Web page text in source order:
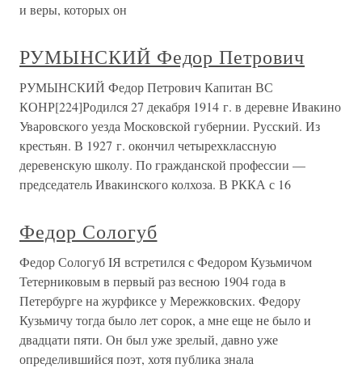
и веры, которых он
РУМЫНСКИЙ Федор Петрович
РУМЫНСКИЙ Федор Петрович Капитан ВС
КОНР[224]Родился 27 декабря 1914 г. в деревне Ивакино
Уваровского уезда Московской губернии. Русский. Из
крестьян. В 1927 г. окончил четырехклассную
деревенскую школу. По гражданской профессии —
председатель Ивакинского колхоза. В РККА с 16
Федор Сологуб
Федор Сологуб IЯ встретился с Федором Кузьмичом
Тетерниковым в первый раз весною 1904 года в
Петербурге на журфиксе у Мережковских. Федору
Кузьмичу тогда было лет сорок, а мне еще не было и
двадцати пяти. Он был уже зрелый, давно уже
определившийся поэт, хотя публика знала